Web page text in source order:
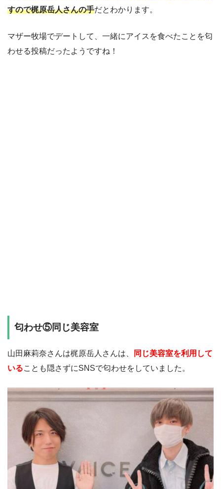
すので梶原岳人さんの手だとわかります。
マザー牧場でデートして、一緒にアイスを食べたことを匂
わせる投稿だったようですね！
匂わせ⑤同じ美容室
山田麻莉奈さんは梶原岳人さんは、
同じ美容室を利用して
いることも隠さずにSNSで匂わせをしていました。